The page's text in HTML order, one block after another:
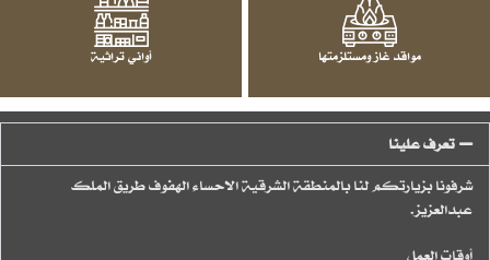
مواقد غاز ومستلزمتها أواني تراثية
تعرف علينا
شرفونا بزيارتكم لنا بالمنطقة الشرقية الاحساء الهفوف طريق الملك
عبدالعزيز.
أوقات العمل